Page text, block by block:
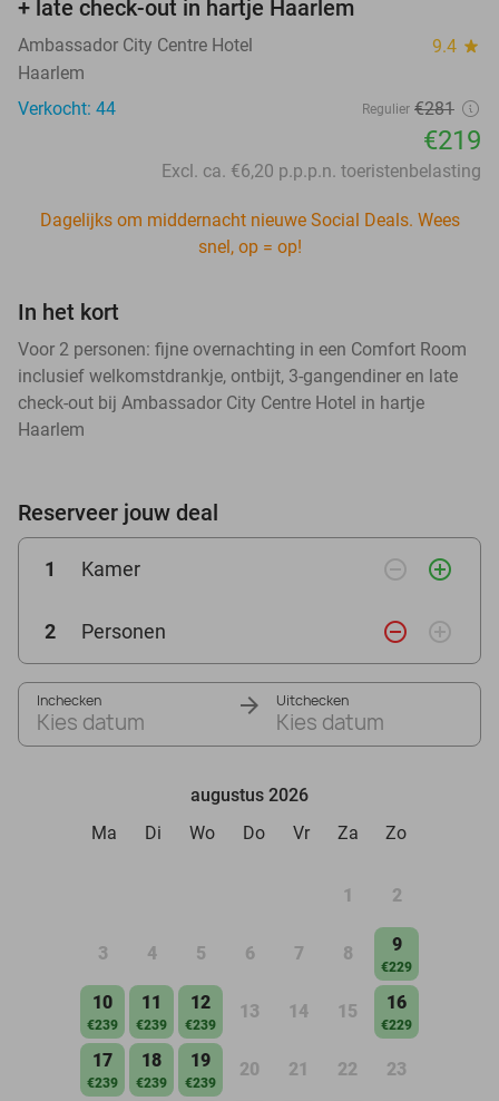
+ late check-out in hartje Haarlem
Ambassador City Centre Hotel 9.4 star
Haarlem
Verkocht: 44
Regulier €281
€219
Excl. ca. €6,20 p.p.p.n. toeristenbelasting
Dagelijks om middernacht nieuwe Social Deals. Wees
snel, op = op!
In het kort
Voor 2 personen: fijne overnachting in een Comfort Room
inclusief welkomstdrankje, ontbijt, 3-gangendiner en late
check-out bij Ambassador City Centre Hotel in hartje
Haarlem
Reserveer jouw deal
1 Kamer remove_circle_outline add_circle_outline
2 Personen remove_circle_outline add_circle_outline
Inchecken
Kies datum
Uitchecken
Kies datum
augustus 2026
Ma
Di Wo Do Vr Za Zo
1 2
3 4 5 6 7 8 9
€229
10
€239
11
€239
12
€239
13 14 15 16
€229
17
€239
18
€239
19
€239
20 21 22 23